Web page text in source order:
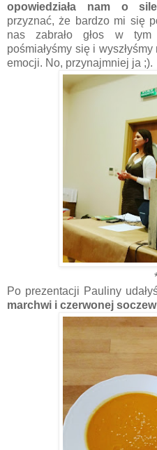
opowiedziała nam o
przyznać, że bardzo mi się
nas zabrało głos w tym
pośmiałyśmy się i
emocji. No, przynajmniej ja ;).
Po prezentacji Pauliny
marchwi i czerwonej